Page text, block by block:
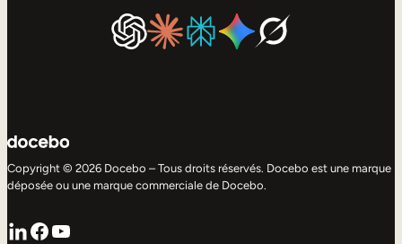
Copyright © 2026 Docebo – Tous droits réservés. Docebo est une marque
déposée ou une marque commerciale de Docebo.
LinkedIn
Facebook
YouTube